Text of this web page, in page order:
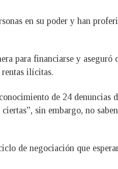
en su poder y han
para financiarse y aseguró
ilícitas.
de 24 denuncias
sin embargo, no
de negociación que